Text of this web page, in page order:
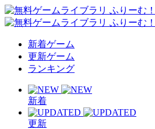
新着ゲーム
更新ゲーム
ランキング
新着
更新